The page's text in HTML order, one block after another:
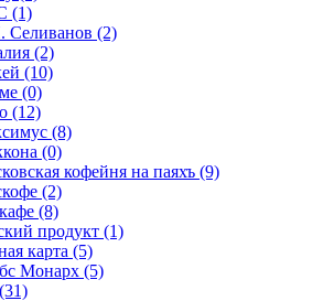
(1)
Селиванов (2)
(2)
(10)
(0)
(12)
(8)
(0)
кофейня на паяхъ (9)
(2)
(8)
продукт (1)
карта (5)
Монарх (5)
(31)